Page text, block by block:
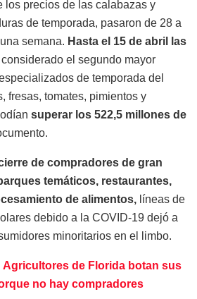
los precios de las calabazas y
de temporada, pasaron de 28 a
semana. Hasta el 15 de abril las
considerado el segundo mayor
de temporada del
fresas, tomates, pimientos y
superar los 522,5 millones de
de compradores de gran
temáticos, restaurantes,
de alimentos, líneas de
debido a la COVID-19 dejó a
minoritarios en el limbo.
Agricultores de Florida botan sus
no hay compradores